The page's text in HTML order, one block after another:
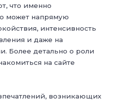
что именно
может напрямую
интенсивность
и даже на
Более детально о роли
на сайте
возникающих